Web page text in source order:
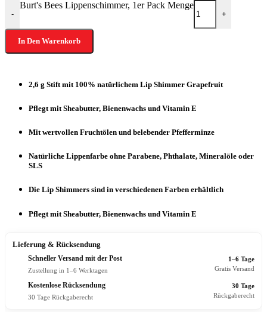
-
Burt's Bees Lippenschimmer, 1er Pack Menge
+
In Den Warenkorb
2,6 g Stift mit 100% natürlichem Lip Shimmer Grapefruit
Pflegt mit Sheabutter, Bienenwachs und Vitamin E
Mit wertvollen Fruchtölen und belebender Pfefferminze
Natürliche Lippenfarbe ohne Parabene, Phthalate, Mineralöle oder
SLS
Die Lip Shimmers sind in verschiedenen Farben erhältlich
Pflegt mit Sheabutter, Bienenwachs und Vitamin E
Lieferung & Rücksendung
Schneller Versand mit der Post
Zustellung in 1–6 Werktagen
1–6 Tage
Gratis Versand
Kostenlose Rücksendung
30 Tage Rückgaberecht
30 Tage
Rückgaberecht